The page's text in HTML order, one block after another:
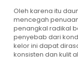
Oleh karena itu
mencegah
penangkal radikal
penyebab dari
kelor ini dapat
konsisten dan kulit